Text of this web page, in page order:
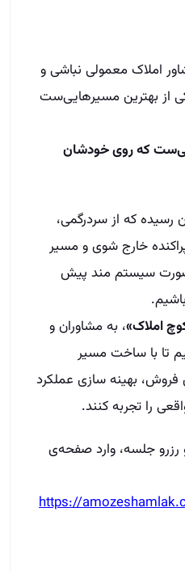
املاک معمولی نباشی و
از بهترین مسیرهایی‌ست
که روی خودشان
که از سردرگمی،
خارج شوی و مسیر
سیستم‌ مند پیش
املاک»، به مشاوران و
تا با ساخت مسیر
فروش، بهینه‌ سازی عملکرد
را تجربه کنند.
رزرو جلسه، وارد صفحه‌ی
https://